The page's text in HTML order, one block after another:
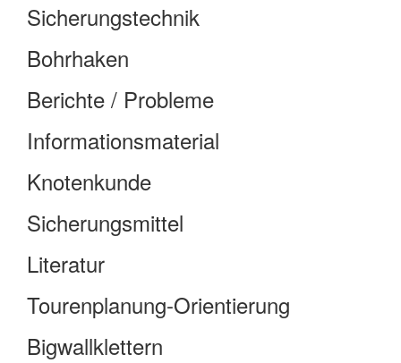
Sicherungstechnik
Bohrhaken
Berichte / Probleme
Informationsmaterial
Knotenkunde
Sicherungsmittel
Literatur
Tourenplanung-Orientierung
Bigwallklettern